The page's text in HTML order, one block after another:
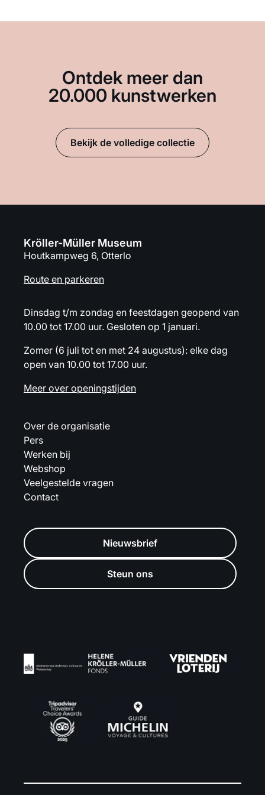
Ontdek meer dan
20.000 kunstwerken
Bekijk de volledige collectie
Kröller-Müller Museum
Houtkampweg 6, Otterlo
Route en parkeren
Dinsdag t/m zondag en feestdagen geopend van
10.00 tot 17.00 uur. Gesloten op 1 januari.
Zomer (6 juli tot en met 24 augustus): elke dag
open van 10.00 tot 17.00 uur.
Meer over openingstijden
Over de organisatie
Pers
Werken bij
Webshop
Veelgestelde vragen
Contact
Nieuwsbrief
Steun ons